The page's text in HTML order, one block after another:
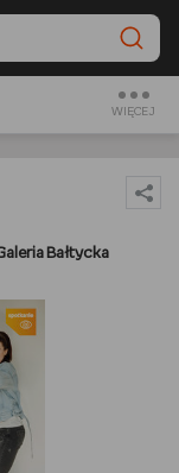
WIĘCEJ
Bałtycka